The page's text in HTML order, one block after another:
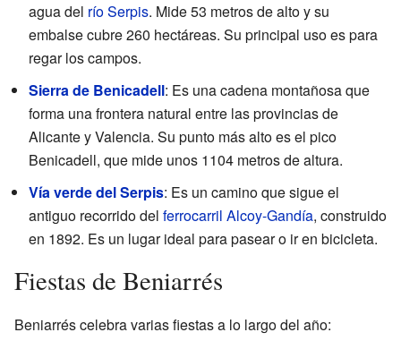
agua del río Serpis. Mide 53 metros de alto y su
embalse cubre 260 hectáreas. Su principal uso es para
regar los campos.
Sierra de Benicadell: Es una cadena montañosa que
forma una frontera natural entre las provincias de
Alicante y Valencia. Su punto más alto es el pico
Benicadell, que mide unos 1104 metros de altura.
Vía verde del Serpis: Es un camino que sigue el
antiguo recorrido del ferrocarril Alcoy-Gandía, construido
en 1892. Es un lugar ideal para pasear o ir en bicicleta.
Fiestas de Beniarrés
Beniarrés celebra varias fiestas a lo largo del año: